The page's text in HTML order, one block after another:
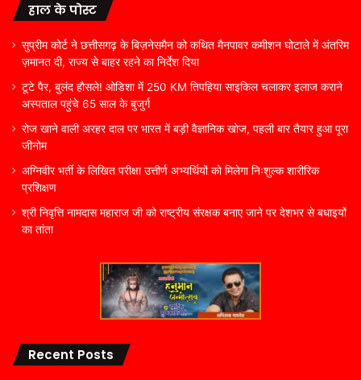
हाल के पोस्ट
सुप्रीम कोर्ट ने छत्तीसगढ़ के बिज़नेसमैन को कथित मैनपावर कमीशन घोटाले में अंतरिम
ज़मानत दी, राज्य से बाहर रहने का निर्देश दिया
टूटे पैर, बुलंद हौसले! ओडिशा में 250 KM तिपहिया साइकिल चलाकर इलाज कराने
अस्पताल पहुंचे 65 साल के बुजुर्ग
रोज खाने वाली अरहर दाल पर भारत में बड़ी वैज्ञानिक खोज, पहली बार तैयार हुआ पूरा
जीनोम
अग्निवीर भर्ती के लिखित परीक्षा उत्तीर्ण अभ्यर्थियों को मिलेगा निःशुल्क शारीरिक
प्रशिक्षण
श्री निवृत्ति नामदास महाराज जी को राष्ट्रीय संरक्षक बनाए जाने पर देशभर से बधाइयों
का तांता
Recent Posts